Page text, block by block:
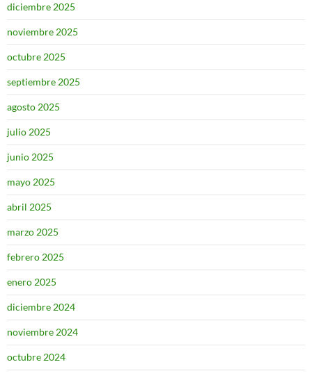
diciembre 2025
noviembre 2025
octubre 2025
septiembre 2025
agosto 2025
julio 2025
junio 2025
mayo 2025
abril 2025
marzo 2025
febrero 2025
enero 2025
diciembre 2024
noviembre 2024
octubre 2024